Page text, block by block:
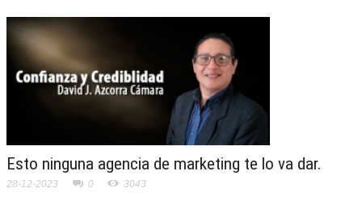
Esto ninguna agencia de marketing te lo va dar.
28-12-2023 0 3043